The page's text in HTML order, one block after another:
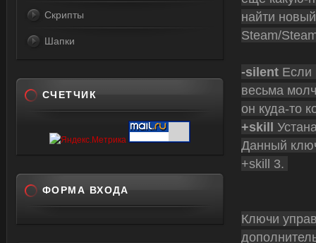
найти
Steam/
-silent Если
весьма
он куда-то
+skill
Данный
+skill 3.
Ключи
Скрипты
Шапки
СЧЕТЧИК
ФОРМА ВХОДА